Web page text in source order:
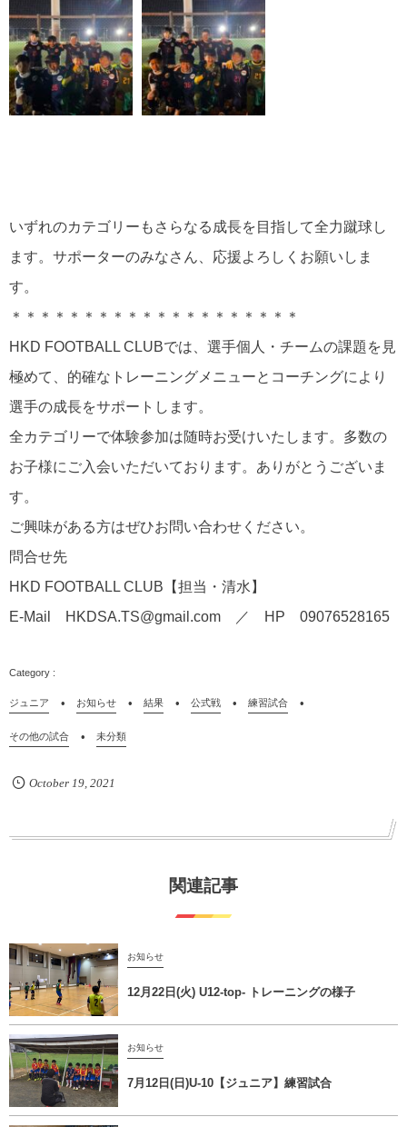
いずれのカテゴリーもさらなる成長を目指して全力蹴球し
ます。サポーターのみなさん、応援よろしくお願いしま
す。
＊＊＊＊＊＊＊＊＊＊＊＊＊＊＊＊＊＊＊＊
HKD FOOTBALL CLUBでは、選手個人・チームの課題を見
極めて、的確なトレーニングメニューとコーチングにより
選手の成長をサポートします。
全カテゴリーで体験参加は随時お受けいたします。多数の
お子様にご入会いただいております。ありがとうございま
す。
ご興味がある方はぜひお問い合わせください。
問合せ先
HKD FOOTBALL CLUB【担当・清水】
E-Mail HKDSA.TS@gmail.com ／ HP 09076528165
ジュニア お知らせ 結果 公式戦 練習試合
その他の試合 未分類
October 19, 2021
関連記事
お知らせ
12月22日(火) U12-top- トレーニングの様子
お知らせ
7月12日(日)U-10【ジュニア】練習試合